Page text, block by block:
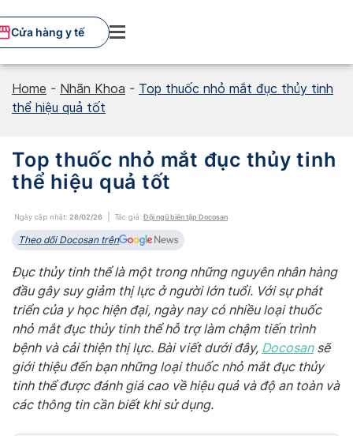
to
content
Cửa hàng y tế
Home - Nhãn Khoa - Top thuốc nhỏ mắt đục thủy tinh
thể hiệu quả tốt
Top thuốc nhỏ mắt đục thủy tinh
thể hiệu quả tốt
Ngày cập nhật: 28/02/26 Tác giả: Đội ngũ biên tập Docosan
Theo dõi Docosan trên
Đục thủy tinh thể là một trong những nguyên nhân hàng
đầu gây suy giảm thị lực ở người lớn tuổi. Với sự phát
triển của y học hiện đại, ngày nay có nhiều loại thuốc
nhỏ mắt đục thủy tinh thể hỗ trợ làm chậm tiến trình
bệnh và cải thiện thị lực. Bài viết dưới đây, Docosansẽ
giới thiệu đến bạn những loại thuốc nhỏ mắt đục thủy
tinh thể được đánh giá cao về hiệu quả và độ an toàn và
các thông tin cần biết khi sử dụng.